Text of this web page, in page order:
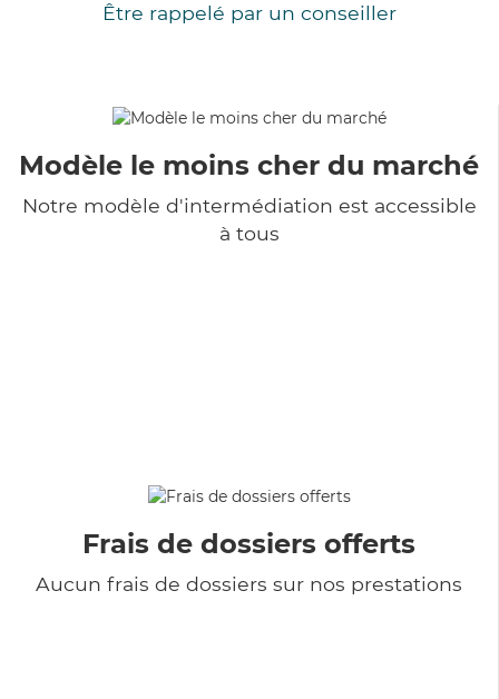
Être rappelé par un conseiller
Modèle le moins cher du marché
Notre modèle d'intermédiation est accessible
à tous
Frais de dossiers offerts
Aucun frais de dossiers sur nos prestations